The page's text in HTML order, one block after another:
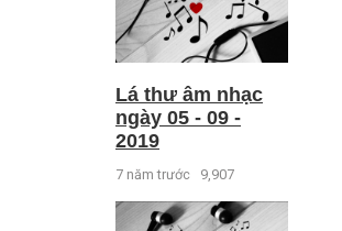
Lá thư âm nhạc
ngày 05 - 09 -
2019
7 năm trước 9,907